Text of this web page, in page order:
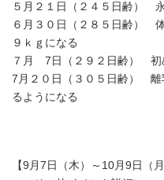
５月２１日（２４５日齢
６月３０日（２８５日齢）
９ｋｇになる
７月 7日（２９２日齢） 初
7月２０日（３０５日齢） 離
るようになる
【9月7日（木）～10月9日（